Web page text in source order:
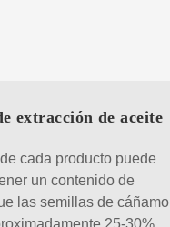
extracción de aceite
cada producto puede
un contenido de
las semillas de cáñamo
25-30%.